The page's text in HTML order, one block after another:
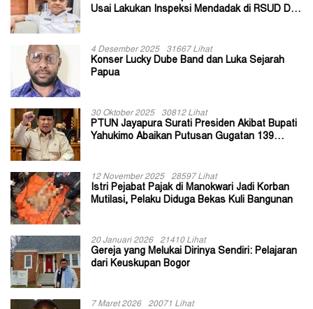
Usai Lakukan Inspeksi Mendadak di RSUD Dok
4 Desember 2025 31667 Lihat
Konser Lucky Dube Band dan Luka Sejarah
Papua
30 Oktober 2025 30812 Lihat
PTUN Jayapura Surati Presiden Akibat Bupati
Yahukimo Abaikan Putusan Gugatan 139
12 November 2025 28597 Lihat
Istri Pejabat Pajak di Manokwari Jadi Korban
Mutilasi, Pelaku Diduga Bekas Kuli Bangunan
20 Januari 2026 21410 Lihat
Gereja yang Melukai Dirinya Sendiri: Pelajaran
dari Keuskupan Bogor
7 Maret 2026 20071 Lihat